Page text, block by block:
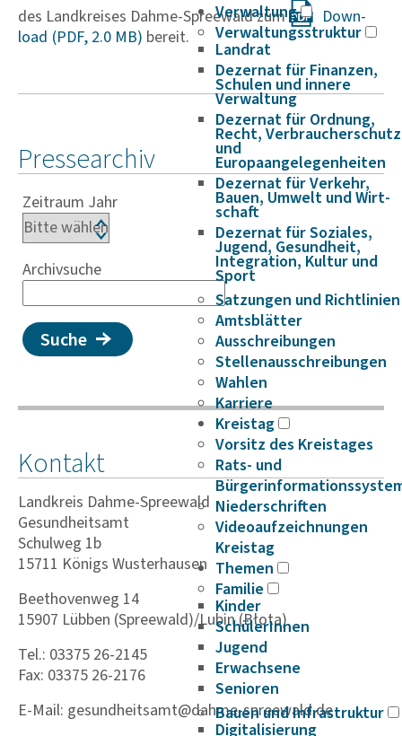
Verwaltung
Verwaltungsstruktur
Landrat
Dezernat für Finanzen,
Schulen und innere
Verwaltung
Dezernat für Ordnung,
Recht, Verbraucherschutz
und
Europaangelegenheiten
Dezernat für Verkehr,
Bauen, Umwelt und Wirt­
schaft
Dezernat für Soziales,
Jugend, Gesundheit,
Integration, Kultur und
Sport
Satzungen und Richtlinien
Amtsblätter
Ausschreibungen
Stellenausschreibungen
Wahlen
Karriere
Kreistag
Vorsitz des Kreistages
Rats- und
Niederschriften
Videoaufzeichnungen
Kreistag
Themen
Familie
Kinder
SchülerInnen
Jugend
Erwachsene
Senioren
Bauen und Infrastruktur
Digitalisierung
des Landkreises Dahme-Spreewald zum
Down­
load
bereit.
Pressearchiv
Zeitraum Jahr
Archivsuche
Suche
Kontakt
Landkreis Dahme-Spreewald
Gesundheitsamt
Schulweg 1b
15711 Königs Wusterhausen
Beethovenweg 14
15907 Lübben (Spreewald)/Lubin (Błota)
Tel.: 03375 26-2145
Fax: 03375 26-2176
E-Mail: gesundheitsamt@dahme-spreewald.de